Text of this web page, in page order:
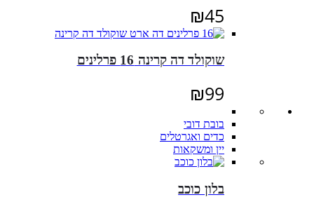
₪45
שוקולד דה קרינה 16 פרלינים
₪99
בובת דובי
כדים ואגרטלים
יין ומשקאות
בלון כוכב